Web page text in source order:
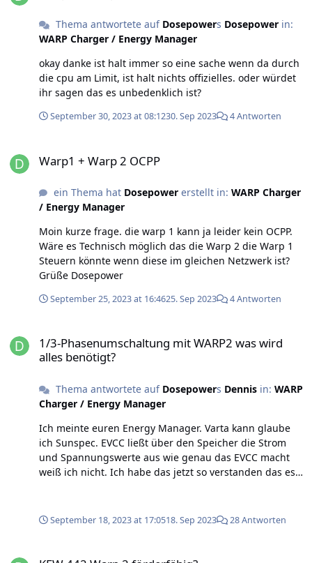
Thema antwortete auf Dosepowers Dosepowerin:
WARP Charger / Energy Manager
okay danke ist halt immer so eine sache wenn da durch
die cpu am Limit, ist halt nichts offizielles. oder würdet
ihr sagen das es unbedenklich ist?
September 30, 2023 at 08:1230. Sep 2023 4 Antworten
Warp1 + Warp 2 OCPP
ein Thema hat Dosepowererstellt in: WARP Charger
/ Energy Manager
Moin kurze frage. die warp 1 kann ja leider kein OCPP.
Wäre es Technisch möglich das die Warp 2 die Warp 1
Steuern könnte wenn diese im gleichen Netzwerk ist?
Grüße Dosepower
September 25, 2023 at 16:4625. Sep 2023 4 Antworten
1/3-Phasenumschaltung mit WARP2 was wird
alles benötigt?
Thema antwortete auf Dosepowers Dennisin: WARP
Charger / Energy Manager
Ich meinte euren Energy Manager. Varta kann glaube
ich Sunspec. EVCC ließt über den Speicher die Strom
und Spannungswerte aus wie genau das EVCC macht
weiß ich nicht. Ich habe das jetzt so verstanden das es
weiß nur wie ich an die daten gekommen bin: Zeit =
55,-56,31,32,32,38,499,0,1,3,0,"255.255.255.255",40,116,
September 18, 2023 at 17:0518. Sep 2023 28 Antworten